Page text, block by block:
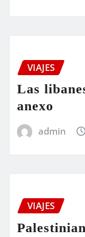
VIAJES
Las
anexo
admin
VIAJES